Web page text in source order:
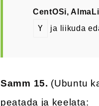
CentOSi,
Y ja liikuda
Samm 15. (Ubuntu
peatada ja keelata: